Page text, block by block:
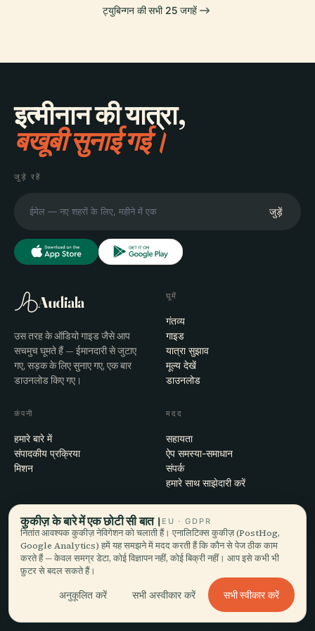
ट्युबिन्गन की सभी 25 जगहें
इत्मीनान की यात्रा,
बखूबी सुनाई गई।
जुड़े रहें
जुड़ें
Audiala
उस तरह के ऑडियो गाइड जैसे आप
सचमुच घूमते हैं — ईमानदारी से जुटाए
गए, सड़क के लिए सुनाए गए, एक बार
डाउनलोड किए गए।
घूमें
गंतव्य
गाइड
यात्रा सुझाव
मूल्य देखें
डाउनलोड
कंपनी
हमारे बारे में
संपादकीय प्रक्रिया
मिशन
मदद
सहायता
ऐप समस्या-समाधान
संपर्क
हमारे साथ साझेदारी करें
कानूनी
गोपनीयता
शर्तें
कुकी सेटिंग्स
कुकीज़ के बारे में एक छोटी सी बात। EU · GDPR
नितांत आवश्यक कुकीज़ नेविगेशन को चलाती हैं। एनालिटिक्स कुकीज़ (PostHog,
Google Analytics) हमें यह समझने में मदद करती हैं कि कौन से पेज ठीक काम
करते हैं — केवल समग्र डेटा, कोई विज्ञापन नहीं, कोई बिक्री नहीं। आप इसे कभी भी
फ़ुटर से बदल सकते हैं।
अनुकूलित करें सभी अस्वीकार करें सभी स्वीकार करें